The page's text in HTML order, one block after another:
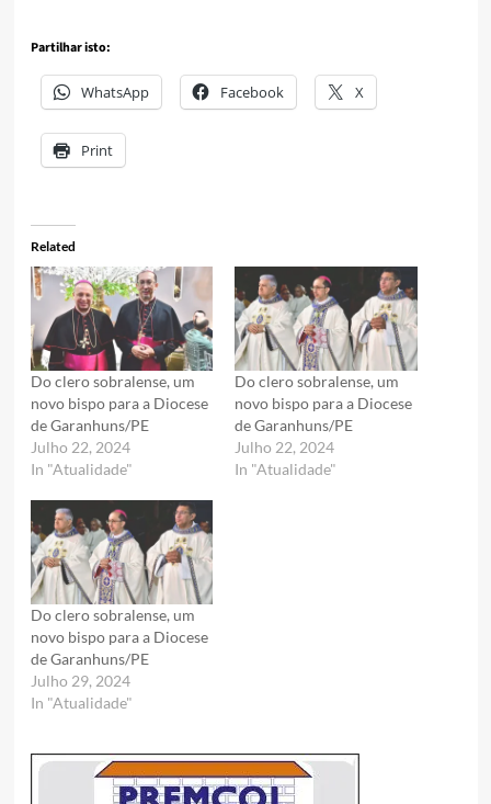
Partilhar isto:
WhatsApp Facebook X
Print
Related
Do clero sobralense, um
novo bispo para a Diocese
de Garanhuns/PE
Julho 22, 2024
In "Atualidade"
Do clero sobralense, um
novo bispo para a Diocese
de Garanhuns/PE
Julho 22, 2024
In "Atualidade"
Do clero sobralense, um
novo bispo para a Diocese
de Garanhuns/PE
Julho 29, 2024
In "Atualidade"